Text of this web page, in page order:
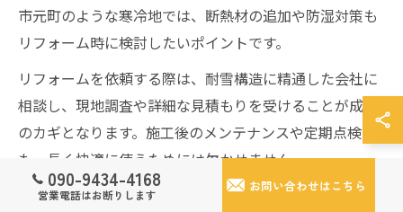
市元町のような寒冷地では、断熱材の追加や防湿対策も
リフォーム時に検討したいポイントです。
リフォームを依頼する際は、耐雪構造に精通した会社に
相談し、現地調査や詳細な見積もりを受けることが成功
のカギとなります。施工後のメンテナンスや定期点検
も、長く快適に使うためには欠かせません。
090-9434-4168
営業電話はお断りします
お問い合わせはこちら